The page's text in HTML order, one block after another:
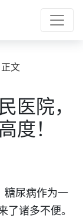
正文
医院，
度！
尿病作为一
了诸多不便。